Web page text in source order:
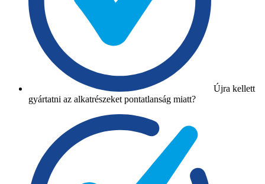
Újra kellett
gyártatni az alkatrészeket pontatlanság miatt?